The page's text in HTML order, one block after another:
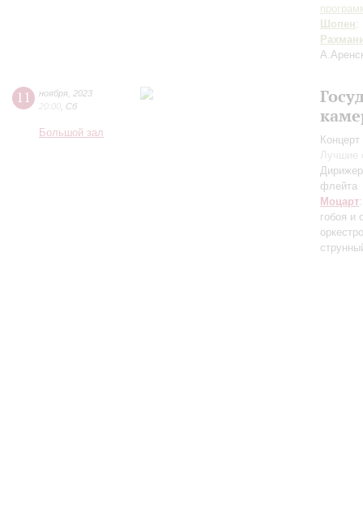
Шопен:
11 ноября 2023
20:00 Сб
Большой зал
Лучшие
флейта
Моцарт
гобоя и